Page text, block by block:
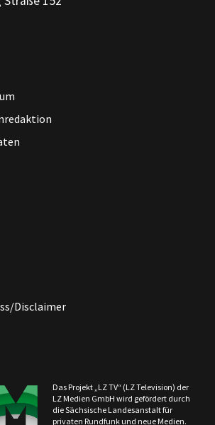
Disclaimer
Das Projekt „LZ TV“ (LZ Television) der
LZ Medien GmbH wird gefördert durch
die Sächsische Landesanstalt für
privaten Rundfunk und neue Medien.